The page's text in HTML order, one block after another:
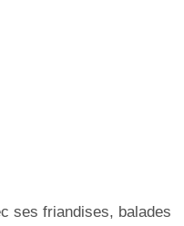
ses friandises, balades